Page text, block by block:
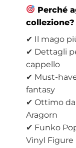
Perché
collezione?
✔ Il mago
✔ Dettagli
cappello
✔ Must-
fantasy
✔ Ottimo da
Aragorn
✔ Funko
Vinyl Figure